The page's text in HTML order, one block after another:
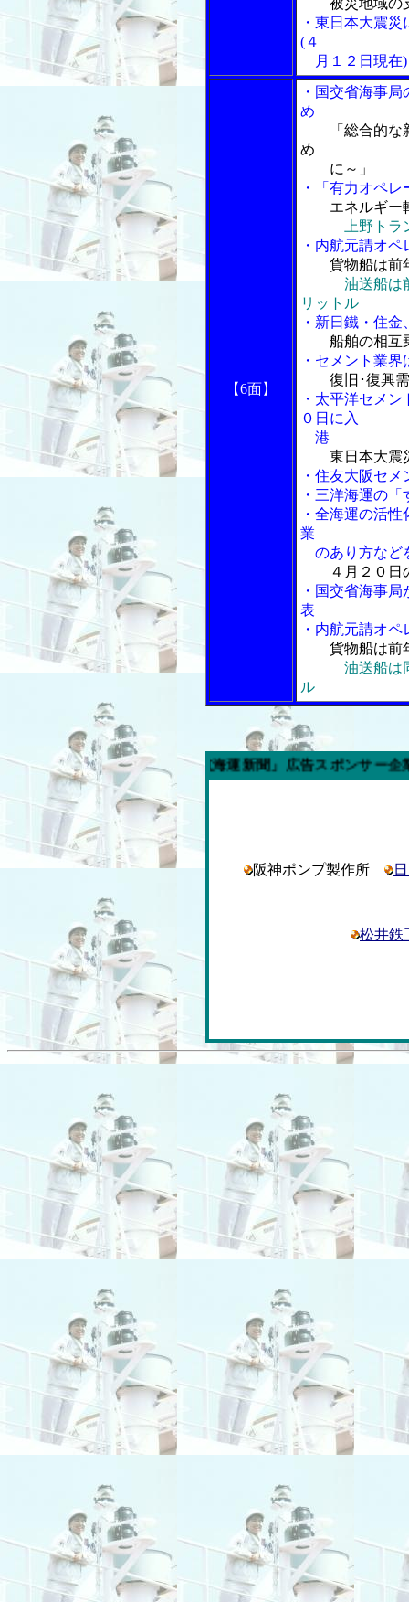
被災地域の
・東日本大震
(４
月１２日現在)
【6面】
・国交省海事
め
「総合的な
め
に～」
・「有力オペ
エネルギー
上野ト
・内航元請オ
貨物船は前
油送船は
リットル
・新日鐵・住
船舶の相互
・セメント業
復旧･復興
・太平洋セメ
０日に入
港
東日本大震
・住友大阪セ
・三洋海運の
・全海運の活
業
のあり方など
４月２０日
・国交省海事
表
・内航元請オ
貨物船は前
油送船は
ル
今週の「内航海運新聞」広告スポンサー企業
阪神ポンプ製作所
松井鉄